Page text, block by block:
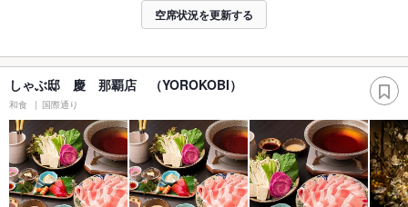
空席状況を更新する
しゃぶ邸 慶 那覇店 （YOROKOBI）
和食 国際通り